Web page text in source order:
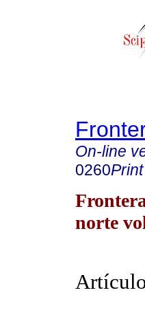
On-line
0260
norte